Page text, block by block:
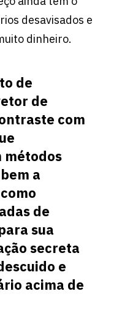
desavisados ​​e
dinheiro.
de
de
com
métodos
a
de
sua
secreta
e
acima de